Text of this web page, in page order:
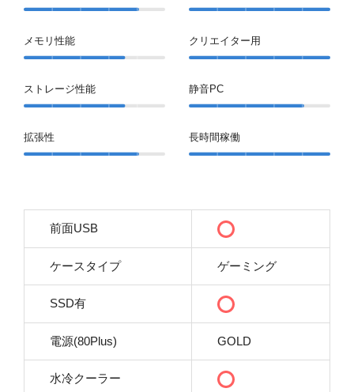
メモリ性能
ストレージ性能
拡張性
クリエイター用
静音PC
長時間稼働
前面USB
ケースタイプ ゲーミング
SSD有
電源(80Plus) GOLD
水冷クーラー